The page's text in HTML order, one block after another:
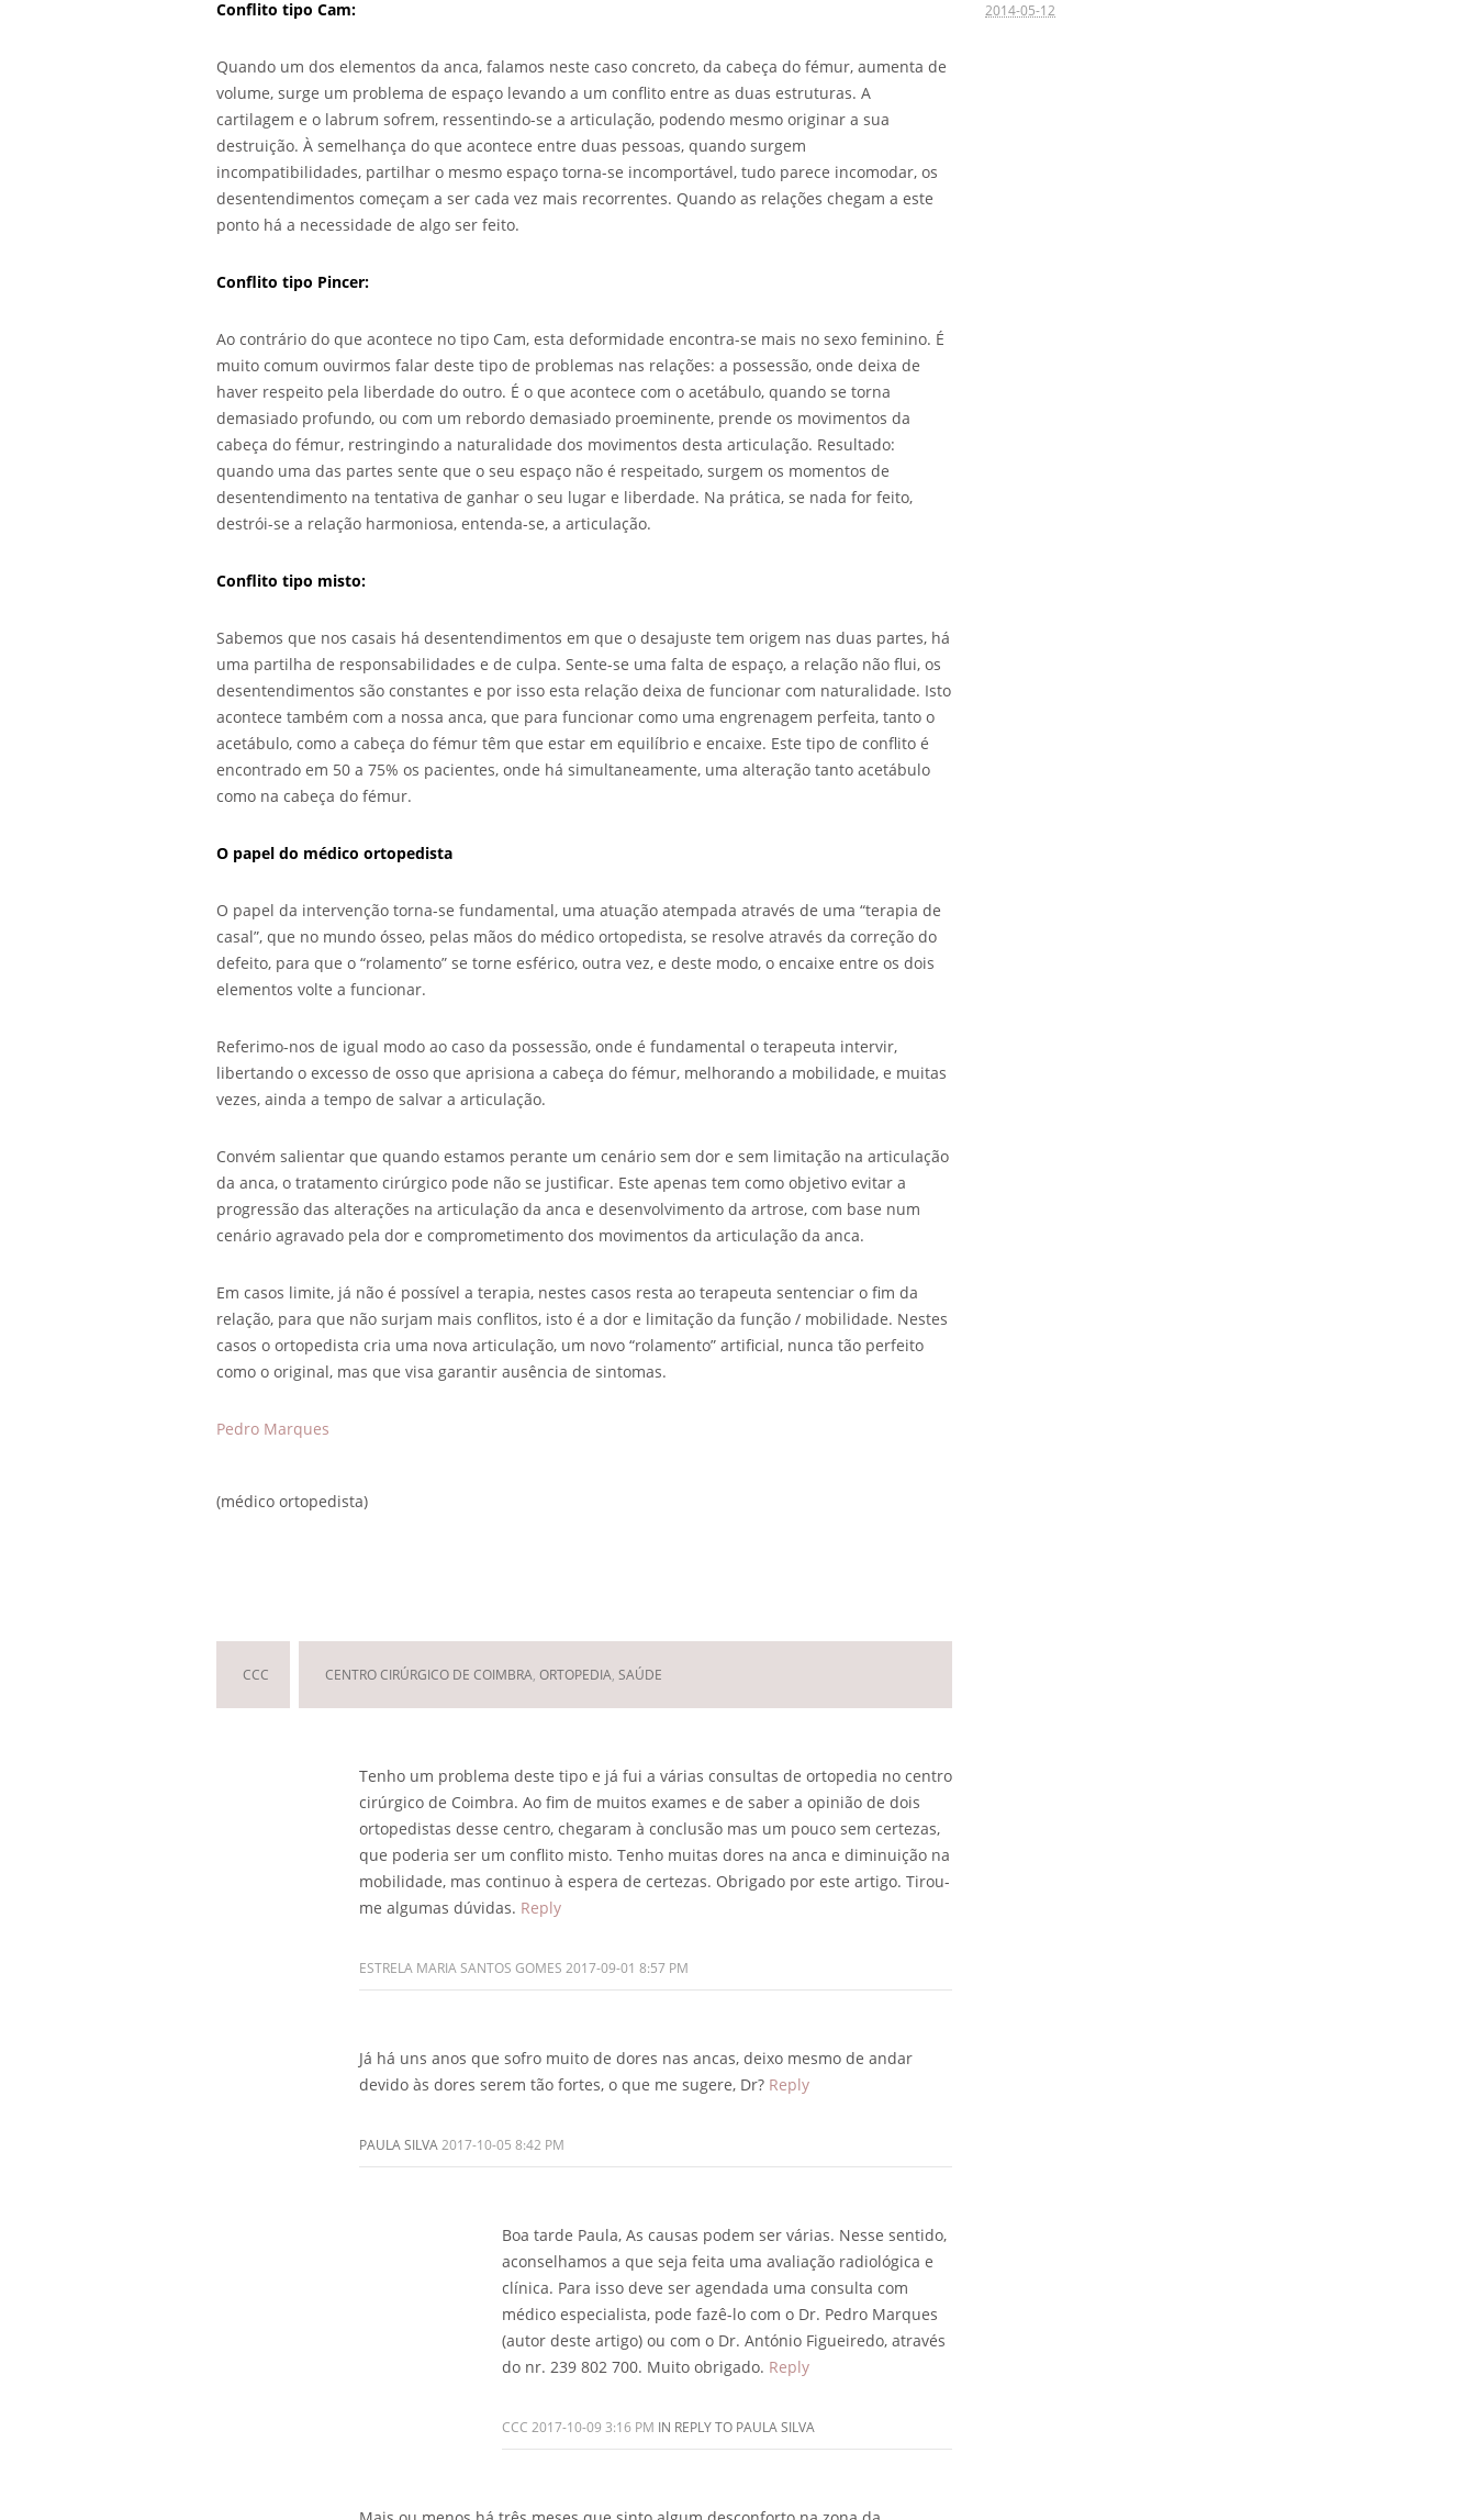
Conflito tipo Cam:
Quando um dos elementos da anca, falamos neste caso concreto, da cabeça do fémur, aumenta de
volume, surge um problema de espaço levando a um conflito entre as duas estruturas. A
cartilagem e o labrum sofrem, ressentindo-se a articulação, podendo mesmo originar a sua
destruição. À semelhança do que acontece entre duas pessoas, quando surgem
incompatibilidades, partilhar o mesmo espaço torna-se incomportável, tudo parece incomodar, os
desentendimentos começam a ser cada vez mais recorrentes. Quando as relações chegam a este
ponto há a necessidade de algo ser feito.
Conflito tipo Pincer:
Ao contrário do que acontece no tipo Cam, esta deformidade encontra-se mais no sexo feminino. É
muito comum ouvirmos falar deste tipo de problemas nas relações: a possessão, onde deixa de
haver respeito pela liberdade do outro. É o que acontece com o acetábulo, quando se torna
demasiado profundo, ou com um rebordo demasiado proeminente, prende os movimentos da
cabeça do fémur, restringindo a naturalidade dos movimentos desta articulação. Resultado:
quando uma das partes sente que o seu espaço não é respeitado, surgem os momentos de
desentendimento na tentativa de ganhar o seu lugar e liberdade. Na prática, se nada for feito,
destrói-se a relação harmoniosa, entenda-se, a articulação.
Conflito tipo misto:
Sabemos que nos casais há desentendimentos em que o desajuste tem origem nas duas partes, há
uma partilha de responsabilidades e de culpa. Sente-se uma falta de espaço, a relação não flui, os
desentendimentos são constantes e por isso esta relação deixa de funcionar com naturalidade. Isto
acontece também com a nossa anca, que para funcionar como uma engrenagem perfeita, tanto o
acetábulo, como a cabeça do fémur têm que estar em equilíbrio e encaixe. Este tipo de conflito é
encontrado em 50 a 75% os pacientes, onde há simultaneamente, uma alteração tanto acetábulo
como na cabeça do fémur.
O papel do médico ortopedista
O papel da intervenção torna-se fundamental, uma atuação atempada através de uma “terapia de
casal”, que no mundo ósseo, pelas mãos do médico ortopedista, se resolve através da correção do
defeito, para que o “rolamento” se torne esférico, outra vez, e deste modo, o encaixe entre os dois
elementos volte a funcionar.
Referimo-nos de igual modo ao caso da possessão, onde é fundamental o terapeuta intervir,
libertando o excesso de osso que aprisiona a cabeça do fémur, melhorando a mobilidade, e muitas
vezes, ainda a tempo de salvar a articulação.
Convém salientar que quando estamos perante um cenário sem dor e sem limitação na articulação
da anca, o tratamento cirúrgico pode não se justificar. Este apenas tem como objetivo evitar a
progressão das alterações na articulação da anca e desenvolvimento da artrose, com base num
cenário agravado pela dor e comprometimento dos movimentos da articulação da anca.
Em casos limite, já não é possível a terapia, nestes casos resta ao terapeuta sentenciar o fim da
relação, para que não surjam mais conflitos, isto é a dor e limitação da função / mobilidade. Nestes
casos o ortopedista cria uma nova articulação, um novo “rolamento” artificial, nunca tão perfeito
como o original, mas que visa garantir ausência de sintomas.
Pedro Marques
(médico ortopedista)
CCC CENTRO CIRÚRGICO DE COIMBRA, ORTOPEDIA, SAÚDE
Tenho um problema deste tipo e já fui a várias consultas de ortopedia no centro
cirúrgico de Coimbra. Ao fim de muitos exames e de saber a opinião de dois
ortopedistas desse centro, chegaram à conclusão mas um pouco sem certezas,
que poderia ser um conflito misto. Tenho muitas dores na anca e diminuição na
mobilidade, mas continuo à espera de certezas. Obrigado por este artigo. Tirou-
me algumas dúvidas. Reply
ESTRELA MARIA SANTOS GOMES 2017-09-01 8:57 PM
Já há uns anos que sofro muito de dores nas ancas, deixo mesmo de andar
devido às dores serem tão fortes, o que me sugere, Dr? Reply
PAULA SILVA2017-10-05 8:42 PM
Boa tarde Paula, As causas podem ser várias. Nesse sentido,
aconselhamos a que seja feita uma avaliação radiológica e
clínica. Para isso deve ser agendada uma consulta com
médico especialista, pode fazê-lo com o Dr. Pedro Marques
(autor deste artigo) ou com o Dr. António Figueiredo, através
do nr. 239 802 700. Muito obrigado. Reply
CCC 2017-10-09 3:16 PM IN REPLY TO PAULA SILVA
2014-05-12